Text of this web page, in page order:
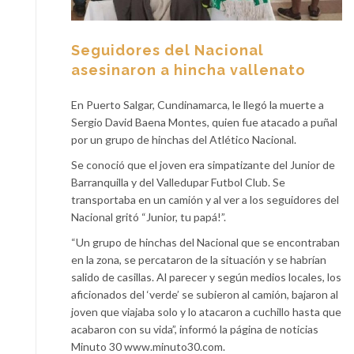
Seguidores del Nacional
asesinaron a hincha vallenato
En Puerto Salgar, Cundinamarca, le llegó la muerte a
Sergio David Baena Montes, quien fue atacado a puñal
por un grupo de hinchas del Atlético Nacional.
Se conoció que el joven era simpatizante del Junior de
Barranquilla y del Valledupar Futbol Club. Se
transportaba en un camión y al ver a los seguidores del
Nacional gritó “Junior, tu papá!”.
“Un grupo de hinchas del Nacional que se encontraban
en la zona, se percataron de la situación y se habrían
salido de casillas. Al parecer y según medios locales, los
aficionados del ‘verde’ se subieron al camión, bajaron al
joven que viajaba solo y lo atacaron a cuchillo hasta que
acabaron con su vida”, informó la página de noticias
Minuto 30 www.minuto30.com.